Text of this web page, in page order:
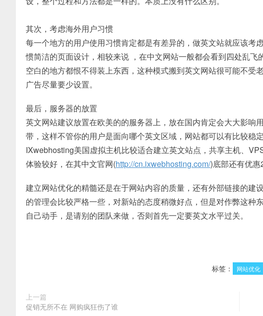
其次，考虑海外用户习惯
每一个地方的用户使用习惯肯定都是有差异的，做英文站就应该考
惯简洁的页面设计，相较来说 ，在中文网站一般都会看到四处乱
空白的地方都恨不得装上东西，这种模式搬到英文网站很可能不受
广告尽量要少设置。
最后，服务器的放置
英文网站建议放置在欧美的的服务器上，放在国内肯定会大大影响
带，这样不管你的用户是面向哪个英文区域，网站都可以有比较稳
IXwebhosting美国虚拟主机比较适合建立英文站点，共享主机、
体验较好，在其中文官网(http://cn.ixwebhosting.com/)底部还有优惠
建立网站优化的精髓还是在于网站内容的质量，还有外部链接的建
的管理会比较严格一些，对新站的态度稍微好点，但是对作弊这种
自己动手，是请别的团队来做，否则首先一定要英文水平过关。
标签： 网站优化
上一篇
促销无所不在 网购疯狂伤了谁